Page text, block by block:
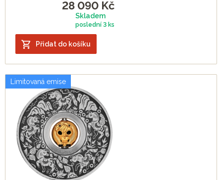
28 090 Kč
Skladem
poslední 3 ks
Přidat do košíku
Limitovaná emise